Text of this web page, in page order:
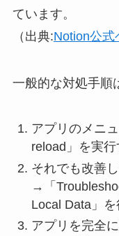
ています。
（出典:Notion公式
一般的な対処手順
アプリのメニ
reload」を実行
それでも改善
→「
Local Data」を
アプリを完全